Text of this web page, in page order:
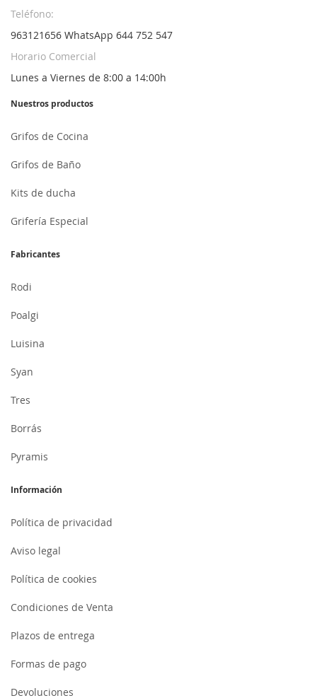
Teléfono:
963121656 WhatsApp 644 752 547
Horario Comercial
Lunes a Viernes de 8:00 a 14:00h
Nuestros productos
Grifos de Cocina
Grifos de Baño
Kits de ducha
Grifería Especial
Fabricantes
Rodi
Poalgi
Luisina
Syan
Tres
Borrás
Pyramis
Información
Política de privacidad
Aviso legal
Política de cookies
Condiciones de Venta
Plazos de entrega
Formas de pago
Devoluciones